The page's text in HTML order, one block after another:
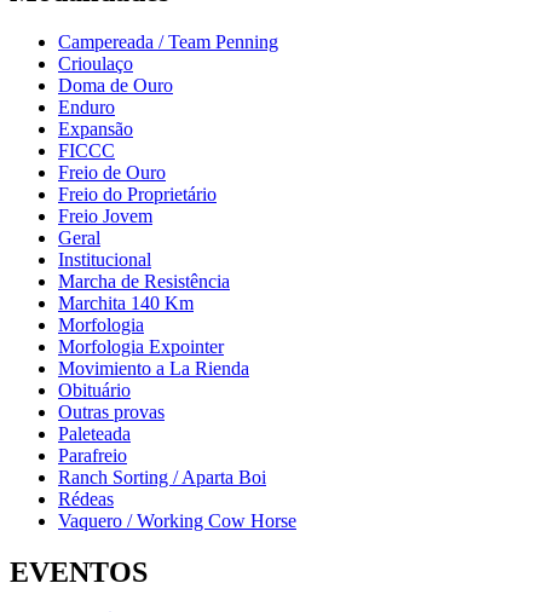
Campereada / Team Penning
Crioulaço
Doma de Ouro
Enduro
Expansão
FICCC
Freio de Ouro
Freio do Proprietário
Freio Jovem
Geral
Institucional
Marcha de Resistência
Marchita 140 Km
Morfologia
Morfologia Expointer
Movimiento a La Rienda
Obituário
Outras provas
Paleteada
Parafreio
Ranch Sorting / Aparta Boi
Rédeas
Vaquero / Working Cow Horse
EVENTOS